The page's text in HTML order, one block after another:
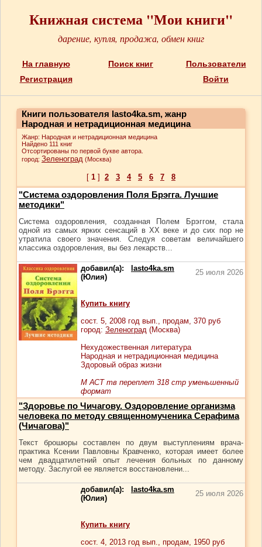
Книжная система "Мои книги"
дарение, купля, продажа, обмен книг
На главную Поиск книг
Пользователи
Регистрация
Войти
Книги пользователя lasto4ka.sm, жанр
Народная и нетрадиционная медицина
Жанр: Народная и нетрадиционная медицина
Найдено 111 книг
Отсортированы по первой букве автора.
город: Зеленоград (Москва)
[ 1 ] 2 3 4 5 6 7 8
"Система оздоровления Поля Брэгга. Лучшие
методики"
Система оздоровления, созданная Полем Брэггом, стала
одной из самых ярких сенсаций в XX веке и до сих пор не
утратила своего значения. Следуя советам величайшего
классика оздоровления, вы без лекарств...
добавил(а):
lasto4ka.sm
(Юлия)
25 июля 2026
Купить книгу
сост. 5, 2008 год вып., продам, 370 руб
город: Зеленоград (Москва)
Нехудожественная литература
Народная и нетрадиционная медицина
Здоровый образ жизни
М АСТ тв переплет 318 стр уменьшенный
формат
"Здоровье по Чичагову. Оздоровление организма
человека по методу священномученика Серафима
(Чичагова)"
Текст брошюры составлен по двум выступлениям врача-
практика Ксении Павловны Кравченко, которая имеет более
чем двадцатилетний опыт лечения больных по данному
методу. Заслугой ее является восстановлени...
добавил(а):
lasto4ka.sm
(Юлия)
25 июля 2026
Купить книгу
сост. 4, 2013 год вып., продам, 1950 руб